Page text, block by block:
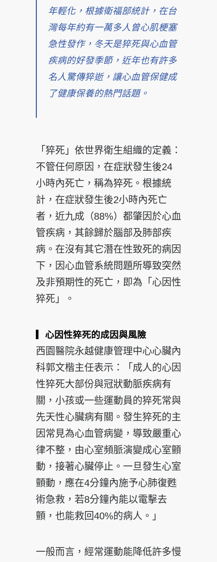
年輕化，根據衛福部統計，在台
灣每年約有一萬多人曾心肌梗塞
急性發作，冬天是猝死與心血管
疾病的好發季節，近年也有許多
名人驚傳猝逝，讓心血管保健成
了健康保養的熱門話題。
「猝死」依世界衛生組織的定義：
不管任何原因，在症狀發生後24
小時內死亡，稱為猝死。根據統
計，在症狀發生後2小時內死亡
者，近九成（88%）都肇因於心血
管疾病，其餘歸於腦部及肺部疾
病。在沒有其它潛在性致死的病因
下，因心血管系統問題所導致突然
及非預期性的死亡，即為「心因性
猝死」。
▎心因性猝死的成因與風險
西園醫院永越健康管理中心心臟內
科郭文楷主任表示：「成人的心因
性猝死大部份與冠狀動脈疾病有
關，小孩或一些運動員的猝死常與
先天性心臟病有關。發生猝死的主
因常見為心血管病變，導致嚴重心
律不整，由心室頻脈演變成心室顫
動，接著心臟停止。一旦發生心室
顫動，應在4分鐘內施予心肺復甦
術急救，若8分鐘內能以電擊去
顫，也能救回40%的病人。」
一般而言，經常運動能降低許多慢